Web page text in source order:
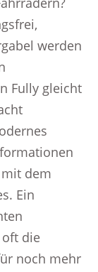
werden
Fully gleicht
dem
Ein
die
noch mehr